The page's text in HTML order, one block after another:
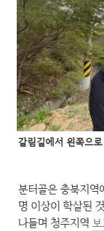
갈림길에서 왼쪽으
분터골은 충북지역
명 이상이 학살된
나들며 청주지역